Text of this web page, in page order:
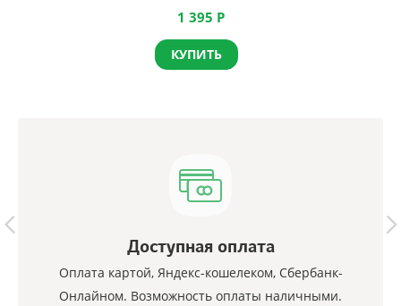
1 395 Р
КУПИТЬ
Доступная оплата
Оплата картой, Яндекс-кошелеком, Сбербанк-
Онлайном. Возможность оплаты наличными.